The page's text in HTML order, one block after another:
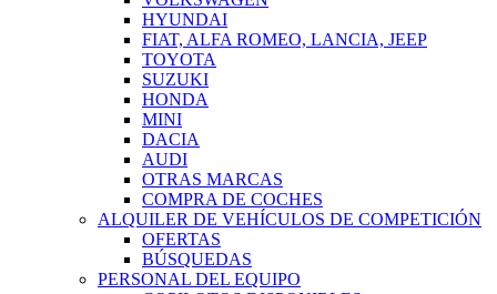
HYUNDAI
FIAT, ALFA ROMEO, LANCIA, JEEP
TOYOTA
SUZUKI
HONDA
MINI
DACIA
AUDI
OTRAS MARCAS
COMPRA DE COCHES
ALQUILER DE VEHÍCULOS DE COMPETICIÓN
OFERTAS
BÚSQUEDAS
PERSONAL DEL EQUIPO